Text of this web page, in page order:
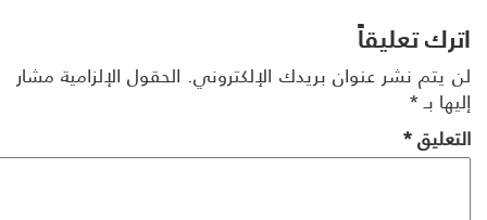
تعليقاً
يتم نشر عنوان بريدك الإلكتروني. الحقول الإلزامية مشار
بـ*
*